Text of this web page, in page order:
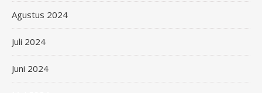
Agustus 2024
Juli 2024
Juni 2024